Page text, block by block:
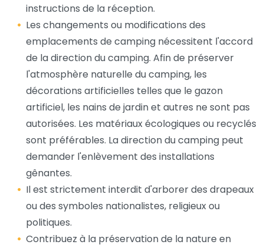
instructions de la réception.
Les changements ou modifications des
emplacements de camping nécessitent l'accord
de la direction du camping. Afin de préserver
l'atmosphère naturelle du camping, les
décorations artificielles telles que le gazon
artificiel, les nains de jardin et autres ne sont pas
autorisées. Les matériaux écologiques ou recyclés
sont préférables. La direction du camping peut
demander l'enlèvement des installations
gênantes.
Il est strictement interdit d'arborer des drapeaux
ou des symboles nationalistes, religieux ou
politiques.
Contribuez à la préservation de la nature en